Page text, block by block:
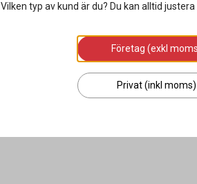
Vilken typ av kund är du? Du kan alltid
Företag (exkl
Privat (inkl moms)